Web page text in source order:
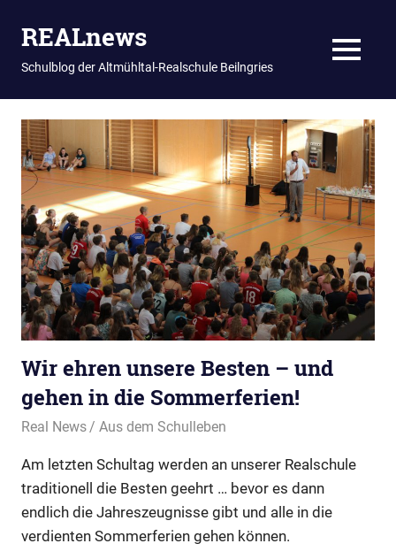
Inhalt
springen
REALnews
Schulblog der Altmühltal-Realschule Beilngries MENU
Wir ehren unsere Besten – und
gehen in die Sommerferien!
26. Juli 2019
Real News Aus dem Schulleben
Am letzten Schultag werden an unserer Realschule
traditionell die Besten geehrt … bevor es dann
endlich die Jahreszeugnisse gibt und alle in die
verdienten Sommerferien gehen können.